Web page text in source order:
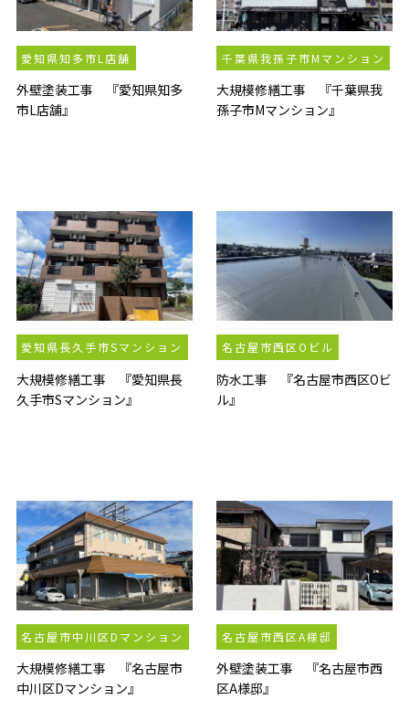
愛知県知多市L店舗
外壁塗装工事 『愛知県知多
市L店舗』
千葉県我孫子市Mマンション
大規模修繕工事 『千葉県我
孫子市Mマンション』
愛知県長久手市Sマンション
大規模修繕工事 『愛知県長
久手市Sマンション』
名古屋市西区Oビル
防水工事 『名古屋市西区Oビ
ル』
名古屋市中川区Dマンション
大規模修繕工事 『名古屋市
中川区Dマンション』
名古屋市西区A様邸
外壁塗装工事 『名古屋市西
区A様邸』